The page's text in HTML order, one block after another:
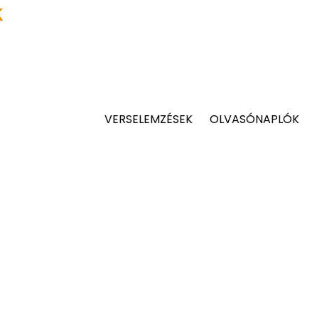
VERSELEMZÉSEK
OLVASÓNAPLÓK